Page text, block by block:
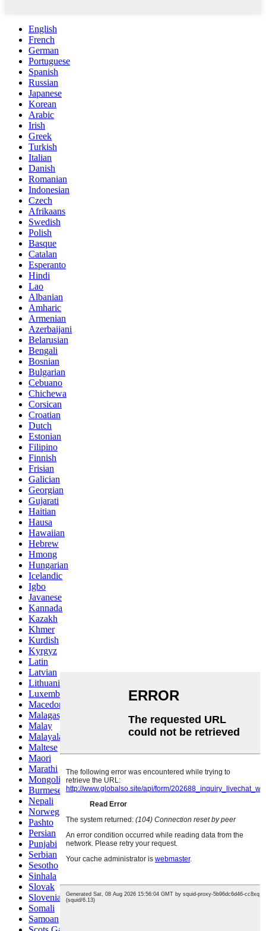
English
French
German
Portuguese
Spanish
Russian
Japanese
Korean
Arabic
Irish
Greek
Turkish
Italian
Danish
Romanian
Indonesian
Czech
Afrikaans
Swedish
Polish
Basque
Catalan
Esperanto
Hindi
Lao
Albanian
Amharic
Armenian
Azerbaijani
Belarusian
Bengali
Bosnian
Bulgarian
Cebuano
Chichewa
Corsican
Croatian
Dutch
Estonian
Filipino
Finnish
Frisian
Galician
Georgian
Gujarati
Haitian
Hausa
Hawaiian
Hebrew
Hmong
Hungarian
Icelandic
Igbo
Javanese
Kannada
Kazakh
Khmer
Kurdish
Kyrgyz
Latin
Latvian
Lithuanian
Luxembou..
Macedonian
Malagasy
Malay
Malayalam
Maltese
Maori
Marathi
Mongolian
Burmese
Nepali
Norwegian
Pashto
Persian
Punjabi
Serbian
Sesotho
Sinhala
Slovak
Slovenian
Somali
Samoan